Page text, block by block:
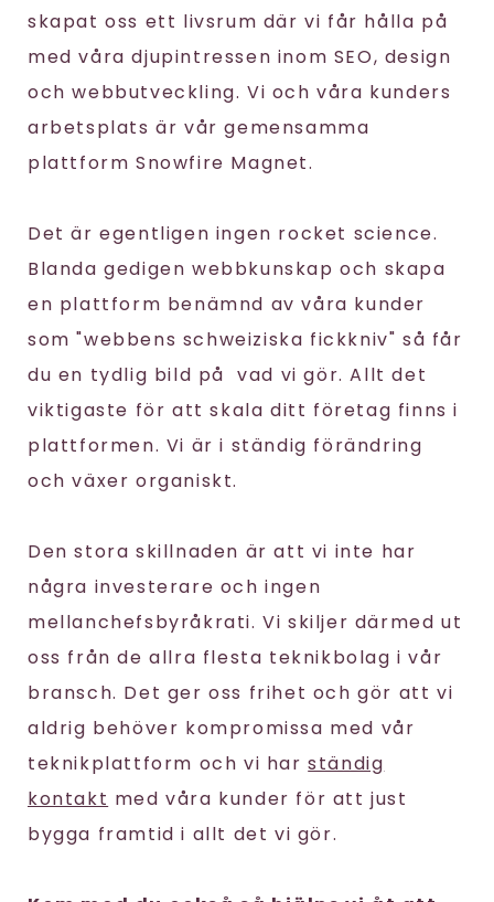
skapat oss ett livsrum där vi får hålla på
med våra djupintressen inom SEO, design
och webbutveckling. Vi och våra kunders
arbetsplats är vår gemensamma
plattform Snowfire Magnet.
Det är egentligen ingen rocket science.
Blanda gedigen webbkunskap och skapa
en plattform benämnd av våra kunder
som "webbens schweiziska fickkniv" så får
du en tydlig bild på vad vi gör. Allt det
viktigaste för att skala ditt företag finns i
plattformen. Vi är i ständig förändring
och växer organiskt.
Den stora skillnaden är att vi inte har
några investerare och ingen
mellanchefsbyråkrati. Vi skiljer därmed ut
oss från de allra flesta teknikbolag i vår
bransch. Det ger oss frihet och gör att vi
aldrig behöver kompromissa med vår
teknikplattform och vi harständig
kontakt med våra kunder för att just
bygga framtid i allt det vi gör.